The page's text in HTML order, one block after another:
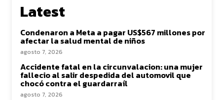
Latest
Condenaron a Meta a pagar US$567 millones por
afectar la salud mental de niños
agosto 7, 2026
Accidente fatal en la circunvalacion: una mujer
fallecio al salir despedida del automovil que
chocó contra el guardarraíl
agosto 7, 2026